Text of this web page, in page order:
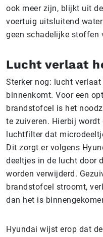
ook meer zijn, blijkt uit
voertuig uitsluitend
geen schadelijke stoffen
Lucht verlaat
Sterker nog: lucht
binnenkomt. Voor een
brandstofcel is het
te zuiveren. Hierbij
luchtfilter dat
Dit zorgt er volgens
deeltjes in de lucht door
worden verwijderd.
brandstofcel stroomt,
dan het is
Hyundai wijst erop dat